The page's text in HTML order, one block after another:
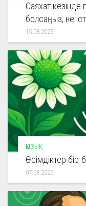
Саяхат кезінде
болсаңыз, не
15.08.2025
ҚЫЗЫҚ
Өсімдіктер бір-
07.08.2025